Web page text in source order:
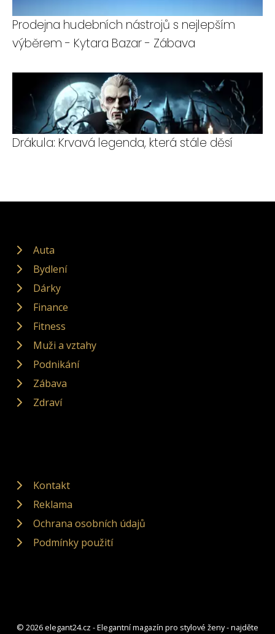
Prodejna hudebních nástrojů s nejlepším
výběrem - Kytara Bazar - Zábava
Drákula: Krvavá legenda, která stále děsí
Auta
Bydlení
Dárky
Finance
Fitness
Muži a vztahy
Podnikání
Zábava
Zdraví
Kontakt
Reklama
Ochrana osobních údajů
Podmínky použití
© 2026 elegant24.cz - Elegantní magazín pro stylové ženy - najděte